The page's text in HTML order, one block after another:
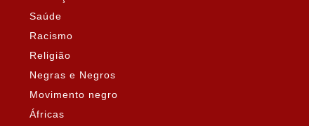
Saúde
Racismo
Religião
Negras e Negros
Movimento negro
Áfricas